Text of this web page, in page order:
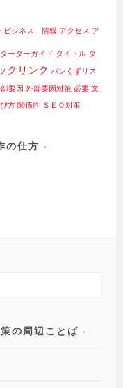
ビジネス，情報 アクセス ア
ーターガイド タイトル タ
クリンク パンくずリス
要因 外部要因対策 必要 文
方 関係性 ＳＥＯ対策
の仕方
の周辺ことば